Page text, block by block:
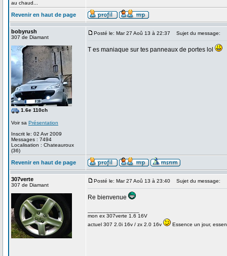
au chaud...
Revenir en haut de page
bobyrush
307 de Diamant
1.6e 110ch
Voir sa Présentation
Inscrit le: 02 Avr 2009
Messages : 7494
Localisation : Chateauroux
(36)
Posté le: Mar 27 Aoû 13 à 22:37 Sujet du message:
T es maniaque sur tes panneaux de portes lol
Revenir en haut de page
307verte
307 de Diamant
Posté le: Mar 27 Aoû 13 à 23:40 Sujet du message:
Re bienvenue
mon ex 307verte 1.6 16V
actuel 307 2.0i 16v / zx 2.0 16v
Essence un jour,